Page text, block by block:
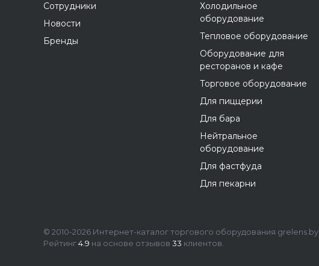
Сотрудники
Новости
Бренды
Холодильное
оборудование
Тепловое оборудование
Оборудование для
ресторанов и кафе
Торговое оборудование
Для пиццерии
Для бара
Нейтральное
оборудование
Для фастфуда
Для пекарни
© 2010-2026 Интернет-каталог торгового оборудования grelens.by
Рейтинг4.9 на основе отзывов 33 клиентов.